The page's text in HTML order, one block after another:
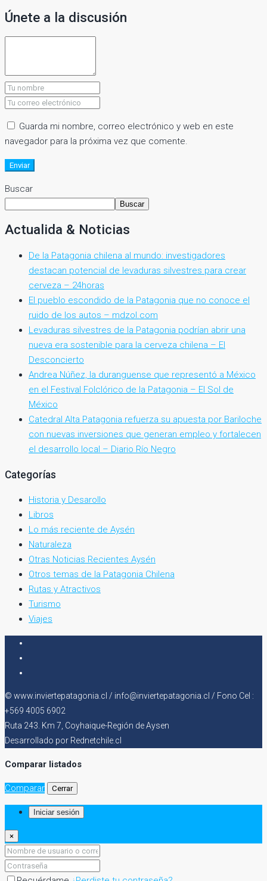
Únete a la discusión
Guarda mi nombre, correo electrónico y web en este
navegador para la próxima vez que comente.
Enviar
Buscar
Buscar
Actualida & Noticias
De la Patagonia chilena al mundo: investigadores
destacan potencial de levaduras silvestres para crear
cerveza – 24horas
El pueblo escondido de la Patagonia que no conoce el
ruido de los autos – mdzol.com
Levaduras silvestres de la Patagonia podrían abrir una
nueva era sostenible para la cerveza chilena – El
Desconcierto
Andrea Núñez, la duranguense que representó a México
en el Festival Folclórico de la Patagonia – El Sol de
México
Catedral Alta Patagonia refuerza su apuesta por Bariloche
con nuevas inversiones que generan empleo y fortalecen
el desarrollo local – Diario Río Negro
Categorías
Historia y Desarollo
Libros
Lo más reciente de Aysén
Naturaleza
Otras Noticias Recientes Aysén
Otros temas de la Patagonia Chilena
Rutas y Atractivos
Turismo
Viajes
© www.inviertepatagonia.cl / info@inviertepatagonia.cl / Fono Cel :
+569 4005 6902
Ruta 243. Km 7, Coyhaique-Región de Aysen
Desarrollado por Rednetchile.cl
Comparar listados
Comparar Cerrar
Iniciar sesión
×